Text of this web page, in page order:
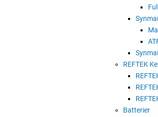
REFTEK
Batterier
Grease EP 2 og EP 3 er udviklet til smøring af
og våde omgivelser som akterrør på
Grease EP 2 og EP 3 kan også anvendes til
belastninger ikke stiger for meget. På grund af